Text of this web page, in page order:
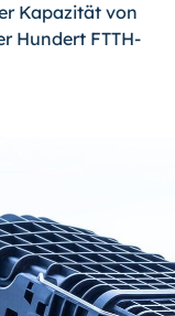
Kapazität von
Hundert FTTH-